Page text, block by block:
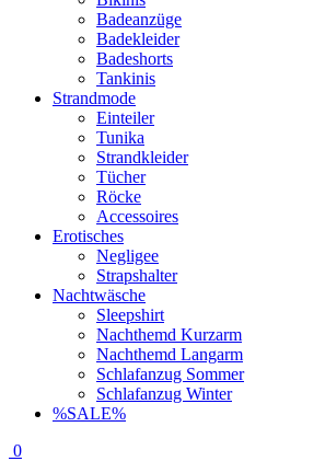
Badeanzüge
Badekleider
Badeshorts
Tankinis
Strandmode
Einteiler
Tunika
Strandkleider
Tücher
Röcke
Accessoires
Erotisches
Negligee
Strapshalter
Nachtwäsche
Sleepshirt
Nachthemd Kurzarm
Nachthemd Langarm
Schlafanzug Sommer
Schlafanzug Winter
%SALE%
0